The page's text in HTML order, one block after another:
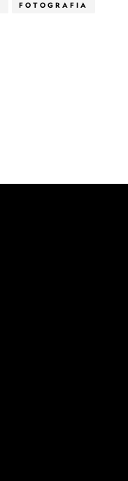
FOTOGRAFIA